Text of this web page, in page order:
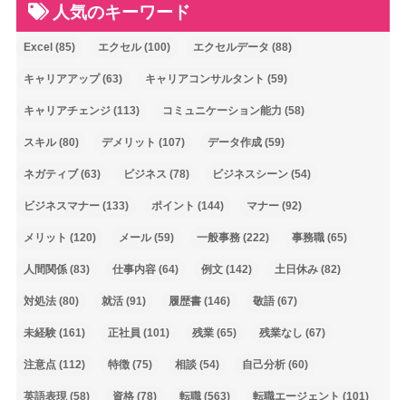
人気のキーワード
Excel (85) エクセル(100) エクセルデータ (88)
キャリアアップ(63) キャリアコンサルタント (59)
キャリアチェンジ(113) コミュニケーション能力 (58)
スキル(80) デメリット (107) データ作成(59)
ネガティブ(63) ビジネス (78) ビジネスシーン(54)
ビジネスマナー(133) ポイント (144) マナー(92)
メリット (120) メール(59) 一般事務(222) 事務職(65)
人間関係(83) 仕事内容(64) 例文(142) 土日休み(82)
対処法(80) 就活(91) 履歴書(146) 敬語(67)
未経験(161) 正社員 (101) 残業(65) 残業なし (67)
注意点(112) 特徴(75) 相談(54) 自己分析(60)
英語表現(58) 資格(78) 転職(563) 転職エージェント (101)